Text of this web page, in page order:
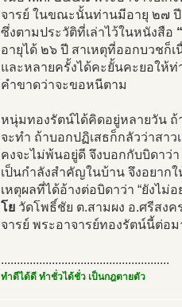
จารย์ ในขณะนั้นท่านมีอายุ ๒๗
ซึ่งตามประวัติที่เล่าไว้ในหนังสือ
อายุได้ ๒๖ ปี สาเหตุที่ออกบวชก็
และหลายครั้งได้คะยั้นคะยอให้
คำขาดว่าจะขอหนีตาม
หนุ่มทองรัตน์ได้คิดอยู่หลายวัน ถ้
จะทำ ถ้าบอกปฏิเสธก็กลัวว่าสาว
คงจะไม่พ้นอยู่ดี จึงบอกกับบิดาว่
เป็นกำลังสำคัญในบ้าน จึงอยาก
เหตุผลที่ได้อ้างต่อบิดาว่า “ยังไ
โย วัดโพธิ์ชัย ต.สามผง อ.ศรีสง
จารย์ พระอาจารย์ทองรัตน์นี้ต่อ
.....................................................
ทำดีได้ดี ทำชั่วได้ชั่ว เป็นกฎตายตัว